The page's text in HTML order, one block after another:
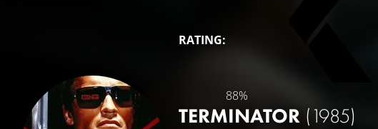
RATING:
88%
TERMINATOR (1985)